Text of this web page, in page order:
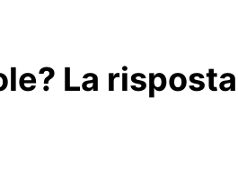
La risposta